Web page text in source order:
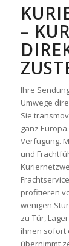
–
Ihre
Umwege
Sie
ganz
Verfügung.
und
profitieren
wenigen
zu-Tür,
ihnen sofort
übernimmt